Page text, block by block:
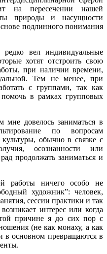
на пересечении нашей
природы и насущности
подлинного понимания
вел индивидуальные
хотят отстроить свою
при наличии времени,
Тем не менее, при
с группами, так как
в рамках групповых
довелось заниматься в
по вопросам
обычно в связке с
осознанности или
продолжать заниматься и
работы ничего особо не
художник”: человек,
сессии практики и так
интерес или когда
причине я до сих пор с
(не как монаху, а как
в основном превращаются в